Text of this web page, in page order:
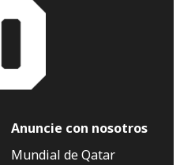
Anuncie con nosotros
Mundial de Qatar